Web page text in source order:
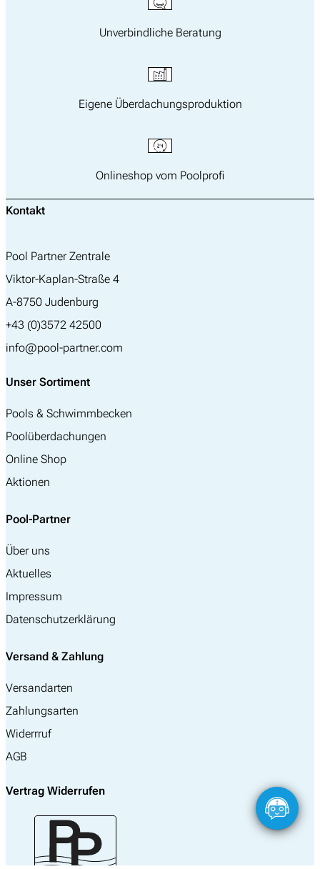
Unverbindliche Beratung
Eigene Überdachungsproduktion
Onlineshop vom Poolprofi
Kontakt
Pool Partner Zentrale
Viktor-Kaplan-Straße 4
A-8750 Judenburg
+43 (0)3572 42500
info@pool-partner.com
Unser Sortiment
Pools & Schwimmbecken
Poolüberdachungen
Online Shop
Aktionen
Pool-Partner
Über uns
Aktuelles
Impressum
Datenschutzerklärung
Versand & Zahlung
Versandarten
Zahlungsarten
Widerrruf
AGB
Vertrag Widerrufen